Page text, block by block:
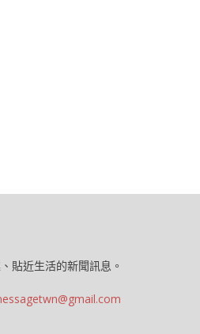
貼近生活的新聞訊息。